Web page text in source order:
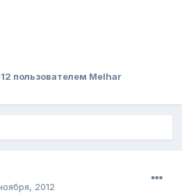
пользователем Melhar
2012